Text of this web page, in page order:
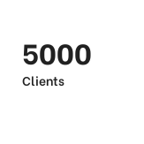
5000
Clients